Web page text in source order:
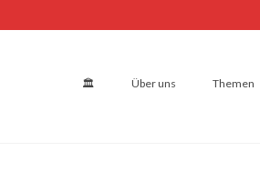
🏛 Über uns Themen